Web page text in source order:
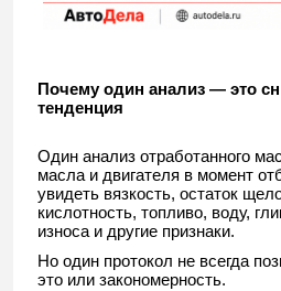
Почему один анализ — это
тенденция
Один анализ отработанного
масла и двигателя в момент
увидеть вязкость, остаток
кислотность, топливо, воду,
износа и другие признаки.
Но один протокол не всегда
это или закономерность.